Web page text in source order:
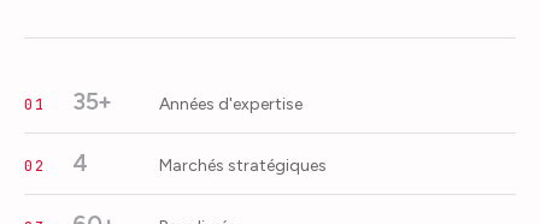
01 35+ Années d'expertise
02 4 Marchés stratégiques